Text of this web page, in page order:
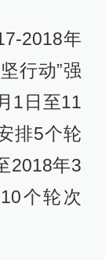
2018年
行动”强
1日至11
排5个轮
2018年3
个轮次